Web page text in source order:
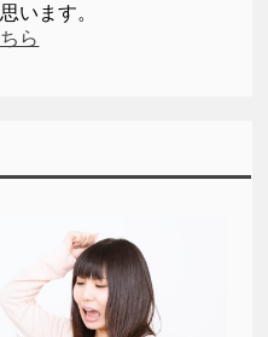
います。
ら